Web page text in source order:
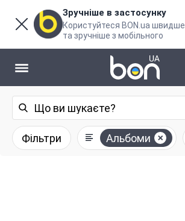
Зручніше в застосунку
Користуйтеся BON.ua швидше
та зручніше з мобільного
Фільтри Альбоми